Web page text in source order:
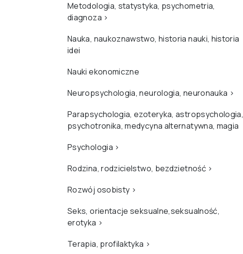
Metodologia, statystyka, psychometria,
diagnoza ›
Nauka, naukoznawstwo, historia nauki, historia
idei
Nauki ekonomiczne
Neuropsychologia, neurologia, neuronauka ›
Parapsychologia, ezoteryka, astropsychologia,
psychotronika, medycyna alternatywna, magia
Psychologia ›
Rodzina, rodzicielstwo, bezdzietność ›
Rozwój osobisty ›
Seks, orientacje seksualne,seksualność,
erotyka ›
Terapia, profilaktyka ›